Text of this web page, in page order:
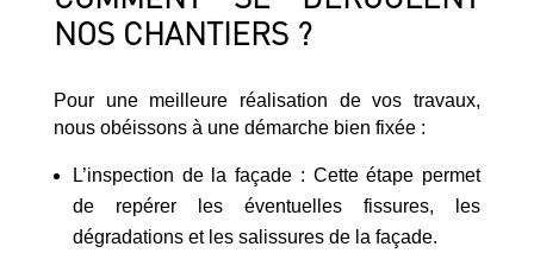
NOS CHANTIERS ?
Pour une meilleure réalisation de vos travaux,
nous obéissons à une démarche bien fixée :
L’inspection de la façade : Cette étape permet
de repérer les éventuelles fissures, les
dégradations et les salissures de la façade.